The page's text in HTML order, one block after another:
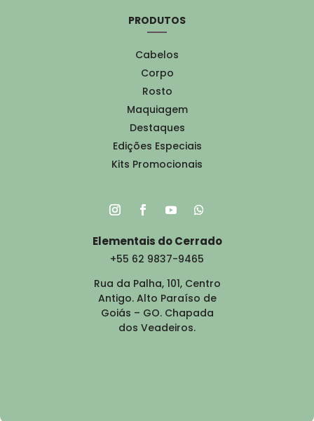
PRODUTOS
Cabelos
Corpo
Rosto
Maquiagem
Destaques
Edições Especiais
Kits Promocionais
Elementais do Cerrado
+55 62 9837-9465
Rua da Palha, 101, Centro
Antigo. Alto Paraíso de
Goiás – GO. Chapada
dos Veadeiros.